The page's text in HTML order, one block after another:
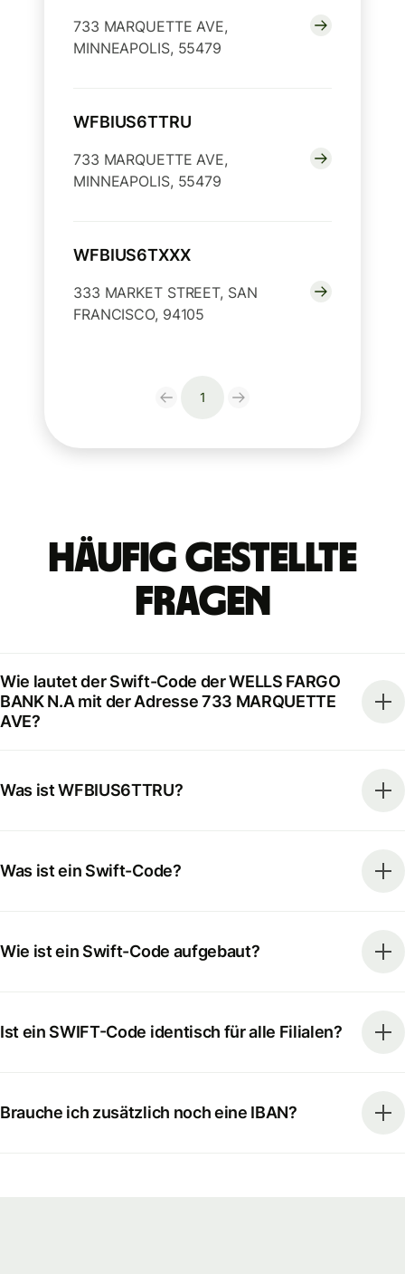
733 MARQUETTE AVE,
MINNEAPOLIS, 55479
WFBIUS6TTRU
733 MARQUETTE AVE,
MINNEAPOLIS, 55479
WFBIUS6TXXX
333 MARKET STREET, SAN
FRANCISCO, 94105
1
Häufig gestellte
Fragen
Wie lautet der Swift-Code der WELLS FARGO
BANK N.A mit der Adresse 733 MARQUETTE
AVE?
Was ist WFBIUS6TTRU?
Was ist ein Swift-Code?
Wie ist ein Swift-Code aufgebaut?
Ist ein SWIFT-Code identisch für alle Filialen?
Brauche ich zusätzlich noch eine IBAN?